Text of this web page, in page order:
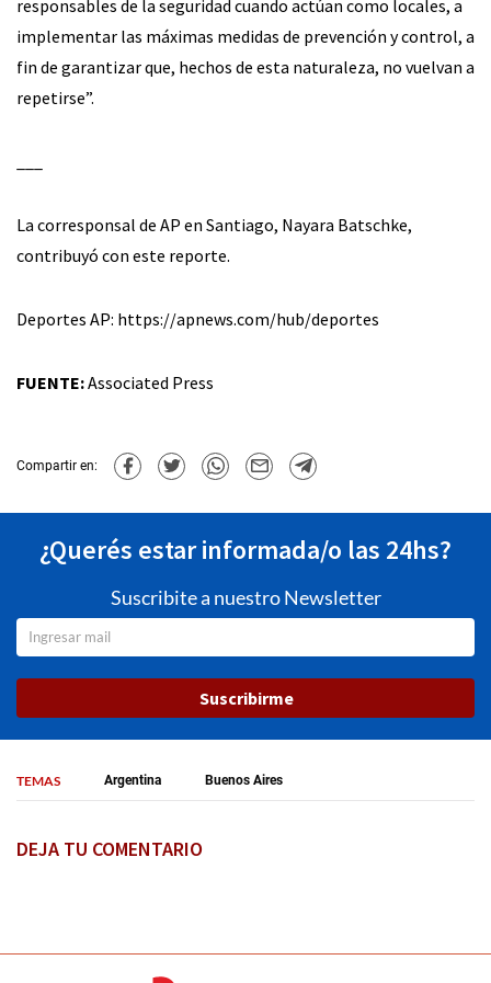
responsables de la seguridad cuando actúan como locales, a
implementar las máximas medidas de prevención y control, a
fin de garantizar que, hechos de esta naturaleza, no vuelvan a
repetirse”.
La corresponsal de AP en Santiago, Nayara Batschke,
contribuyó con este reporte.
Deportes AP: https://apnews.com/hub/deportes
FUENTE:Associated Press
Compartir en:
¿Querés estar informada/o las 24hs?
Suscribite a nuestro Newsletter
Suscribirme
TEMAS Argentina Buenos Aires
DEJA TU COMENTARIO